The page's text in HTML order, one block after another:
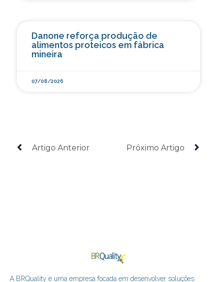
Danone reforça produção de
alimentos proteicos em fábrica
mineira
07/08/2026
Artigo Anterior Próximo Artigo
A BRQuality é uma empresa focada em desenvolver soluções